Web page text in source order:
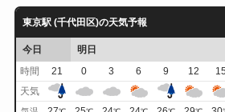
東京駅 (千代田区)の天気予報
今日 明日
時間
21 0 3 6 9 12 15
天気